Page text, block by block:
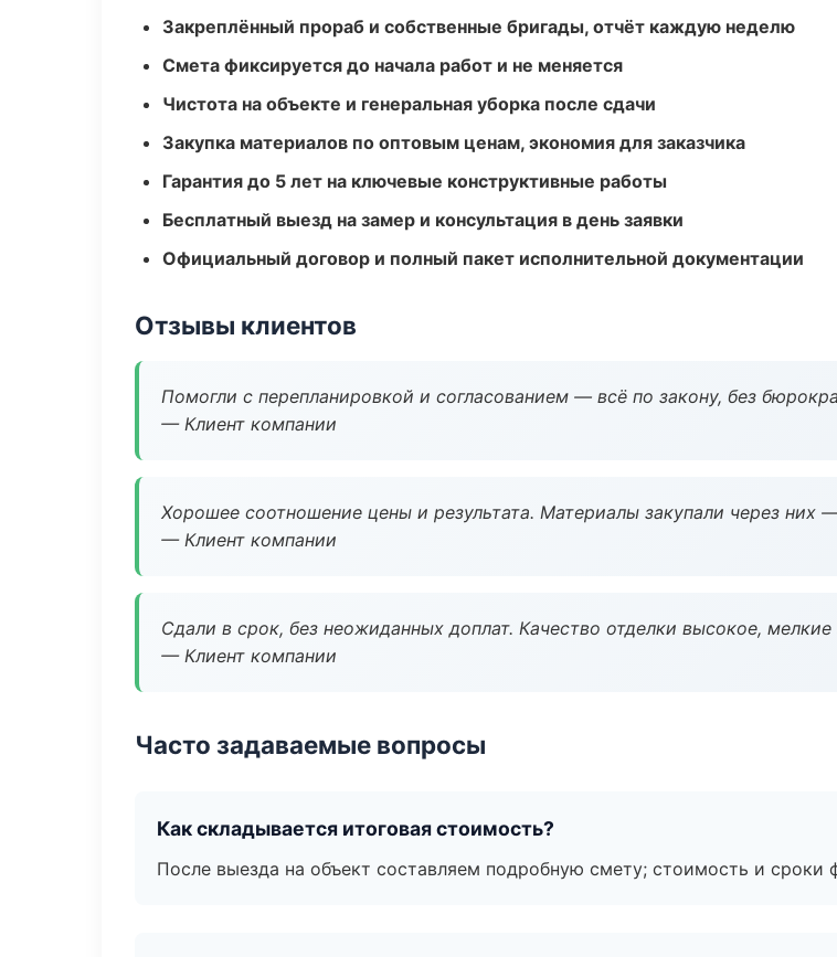
Закреплённый прораб и собственные бригады, отчёт каждую неделю
Смета фиксируется до начала работ и не меняется
Чистота на объекте и генеральная уборка после сдачи
Закупка материалов по оптовым ценам, экономия для заказчика
Гарантия до 5 лет на ключевые конструктивные работы
Бесплатный выезд на замер и консультация в день заявки
Официальный договор и полный пакет исполнительной документации
Отзывы клиентов
Помогли с перепланировкой и согласованием — всё по закону, без
— Клиент компании
Хорошее соотношение цены и результата. Материалы закупали через них
— Клиент компании
Сдали в срок, без неожиданных доплат. Качество отделки высокое, мелкие
— Клиент компании
Часто задаваемые вопросы
Как складывается итоговая стоимость?
После выезда на объект составляем подробную смету; стоимость и сроки